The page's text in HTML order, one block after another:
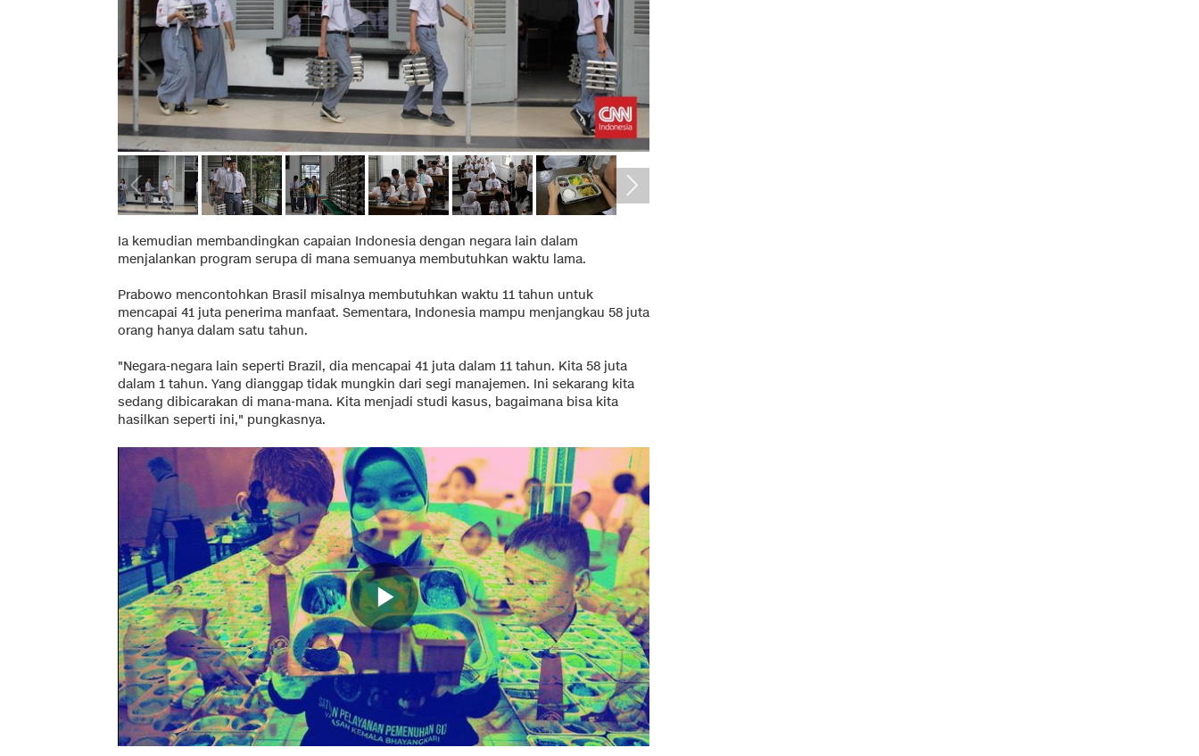
Ia kemudian membandingkan capaian Indonesia dengan negara lain dalam
menjalankan program serupa di mana semuanya membutuhkan waktu lama.
Prabowo mencontohkan Brasil misalnya membutuhkan waktu 11 tahun untuk
mencapai 41 juta penerima manfaat. Sementara, Indonesia mampu menjangkau 58 juta
orang hanya dalam satu tahun.
"Negara-negara lain seperti Brazil, dia mencapai 41 juta dalam 11 tahun. Kita 58 juta
dalam 1 tahun. Yang dianggap tidak mungkin dari segi manajemen. Ini sekarang kita
sedang dibicarakan di mana-mana. Kita menjadi studi kasus, bagaimana bisa kita
hasilkan seperti ini," pungkasnya.